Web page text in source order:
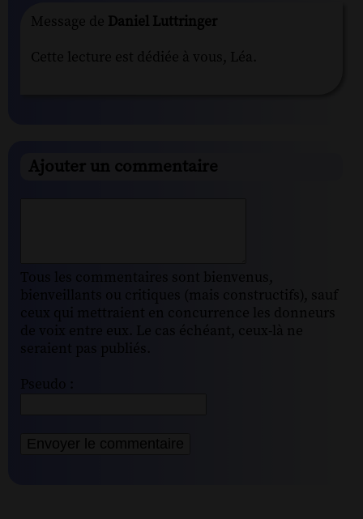
Message de Daniel Luttringer
Cette lecture est dédiée à vous, Léa.
Ajouter un commentaire
Tous les commentaires sont bienvenus,
bienveillants ou critiques (mais constructifs), sauf
ceux qui mettraient en concurrence les donneurs
de voix entre eux. Le cas échéant, ceux-là ne
seraient pas publiés.
Pseudo :